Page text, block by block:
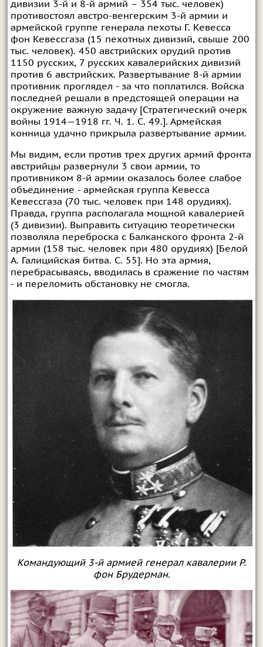
дивизии 3-й и 8-й армий – 354 тыс. человек)
противостоял австро-венгерским 3-й армии и
армейской группе генерала пехоты Г. Кевесса
фон Кевессгаза (15 пехотных дивизий, свыше 200
тыс. человек). 450 австрийских орудий против
1150 русских, 7 русских кавалерийских дивизий
против 6 австрийских. Развертывание 8-й армии
противник проглядел - за что поплатился. Войска
последней решали в предстоящей операции на
окружение важную задачу [Стратегический очерк
войны 1914—1918 гг. Ч. 1. С. 49.]. Армейская
конница удачно прикрыла развертывание армии.
Мы видим, если против трех других армий фронта
австрийцы развернули 3 свои армии, то
противником 8-й армии оказалось более слабое
объединение - армейская группа Кевесса
Кевессгаза (70 тыс. человек при 148 орудиях).
Правда, группа располагала мощной кавалерией
(3 дивизии). Выправить ситуацию теоретически
позволяла переброска с Балканского фронта 2-й
армии (158 тыс. человек при 480 орудиях) [Белой
А. Галицийская битва. С. 55]. Но эта армия,
перебрасываясь, вводилась в сражение по частям
- и переломить обстановку не смогла.
Командующий 3-й армией генерал кавалерии Р.
фон Брудерман.